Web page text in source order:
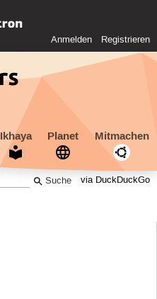
Anmelden Registrieren
Ikhaya Planet Mitmachen
via DuckDuckGo